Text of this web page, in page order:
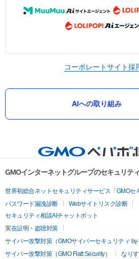
コーポレートサイト採
AIへの取り組み
GMOインターネットグループのセキュリテ
世界初総合ネットセキュリティサービス「GMOセ
パスワード漏洩診断
Webサイトリスク診断
セキュリティ相談AIチャットボット
実在証明・盗聴対策
サイバー攻撃対策（GMOサイバーセキュリティ by
サイバー攻撃対策（GMO Flatt Security）
なり